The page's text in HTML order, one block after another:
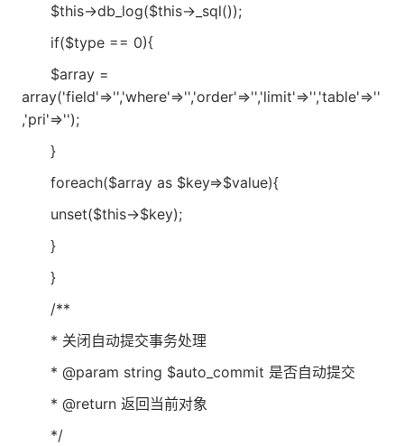
$this->db_log($this->_sql());
if($type == 0){
$array =
array('field'=>'','where'=>'','order'=>'','limit'=>'','table'=>''
,'pri'=>'');
}
foreach($array as $key=>$value){
unset($this->$key);
}
}
/**
* 关闭自动提交事务处理
* @param string $auto_commit 是否自动提交
* @return 返回当前对象
*/